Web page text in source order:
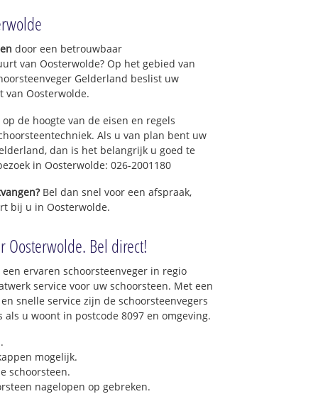
door een betrouwbaar
van Oosterwolde? Op het gebied van
Gelderland beslist uw
van Oosterwolde.
de hoogte van de eisen en regels
Als u van plan bent uw
dan is het belangrijk u goed te
in Oosterwolde: 026-2001180
Bel dan snel voor een afspraak,
bij u in Oosterwolde.
Oosterwolde. Bel direct!
ervaren schoorsteenveger in regio
service voor uw schoorsteen. Met een
snelle service zijn de schoorsteenvegers
u woont in postcode 8097 en omgeving.
mogelijk.
schoorsteen.
nagelopen op gebreken.